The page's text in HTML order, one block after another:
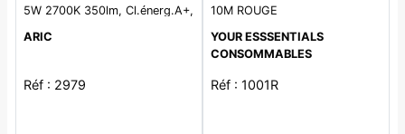
5W 2700K 350lm, Cl.énerg.A+,
ARIC
Réf : 2979
10M ROUGE
YOUR ESSSENTIALS
CONSOMMABLES
Réf : 1001R